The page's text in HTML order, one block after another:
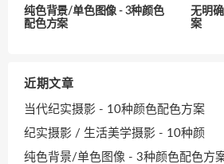
纯色背景/单色图像 - 3种颜色
配色方案
无明
案
近期文章
当代纪实摄影 - 10种颜色配色方案
纪实摄影 / 生活美学摄影 - 10种颜
纯色背景/单色图像 - 3种颜色配色方